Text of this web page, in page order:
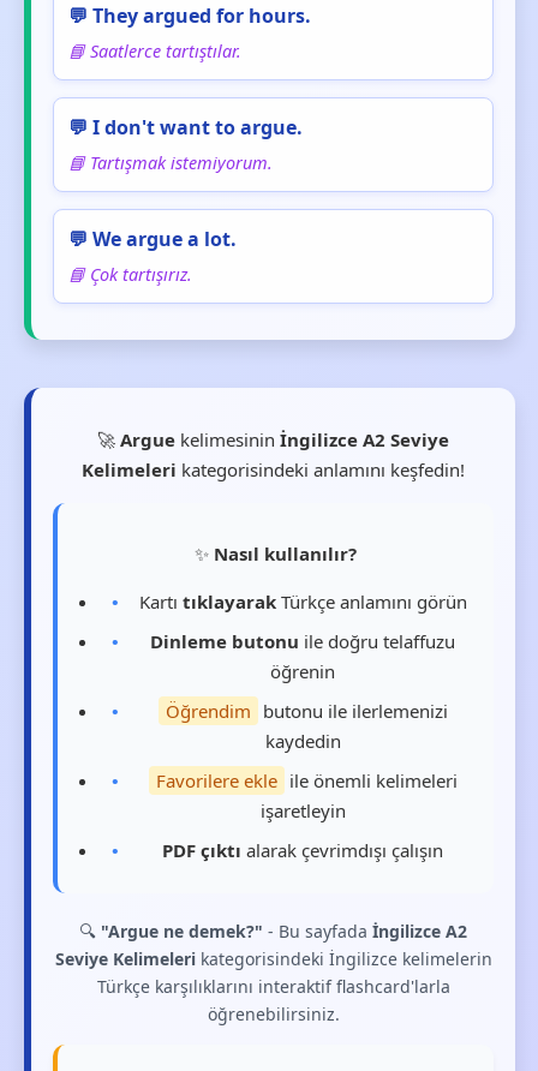
💬 They argued for hours.
📘 Saatlerce tartıştılar.
💬 I don't want to argue.
📘 Tartışmak istemiyorum.
💬 We argue a lot.
📘 Çok tartışırız.
🚀Argue kelimesininİngilizce A2 Seviye
Kelimeleri kategorisindeki anlamını keşfedin!
✨ Nasıl kullanılır?
Kartı tıklayarakTürkçe anlamını görün
Dinleme butonu ile doğru telaffuzu
öğrenin
Öğrendim butonu ile ilerlemenizi
kaydedin
Favorilere ekle ile önemli kelimeleri
işaretleyin
PDF çıktı alarak çevrimdışı çalışın
🔍 "Argue ne demek?" - Bu sayfadaİngilizce A2
Seviye Kelimelerikategorisindeki İngilizce kelimelerin
Türkçe karşılıklarını interaktif flashcard'larla
öğrenebilirsiniz.